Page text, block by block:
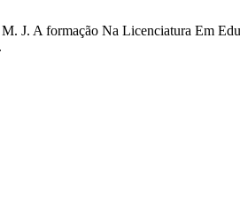
J. A formação Na Licenciatura Em
.